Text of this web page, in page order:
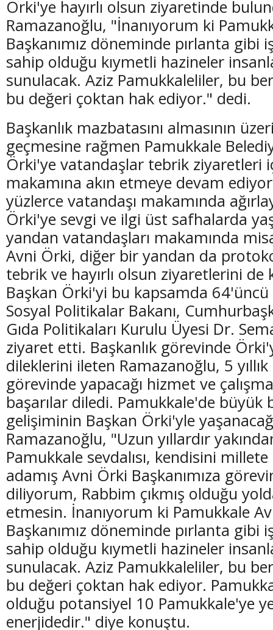
Örki'ye hayırlı olsun ziyaretinde
Ramazanoğlu, "İnanıyorum ki
Başkanımız döneminde pırlanta gibi
sahip olduğu kıymetli hazineler
sunulacak. Aziz Pamukkaleliler, bu
bu değeri çoktan hak ediyor." dedi.
Başkanlık mazbatasını almasının
geçmesine rağmen Pamukkale
Örki'ye vatandaşlar tebrik ziyaretleri
makamına akın etmeye devam
yüzlerce vatandaşı makamında
Örki'ye sevgi ve ilgi üst safhalarda
yandan vatandaşları makamında
Avni Örki, diğer bir yandan da
tebrik ve hayırlı olsun ziyaretlerini de
Başkan Örki'yi bu kapsamda
Sosyal Politikalar Bakanı,
Gıda Politikaları Kurulu Üyesi Dr.
ziyaret etti. Başkanlık görevinde
dileklerini ileten Ramazanoğlu, 5 yıllık
görevinde yapacağı hizmet ve
başarılar diledi. Pamukkale'de büyük
gelişiminin Başkan Örki'yle
Ramazanoğlu, "Uzun yıllardır
Pamukkale sevdalısı, kendisini
adamış Avni Örki Başkanımıza
diliyorum, Rabbim çıkmış olduğu
etmesin. İnanıyorum ki Pamukkale
Başkanımız döneminde pırlanta gibi
sahip olduğu kıymetli hazineler
sunulacak. Aziz Pamukkaleliler, bu
bu değeri çoktan hak ediyor.
olduğu potansiyel 10 Pamukkale'ye
enerjidedir." diye konuştu.
(20 Şubat - 20 Mart)
Balık Burcunun 06.08.2026 Günlük Yorumu
(21 Mart - 20
Koç